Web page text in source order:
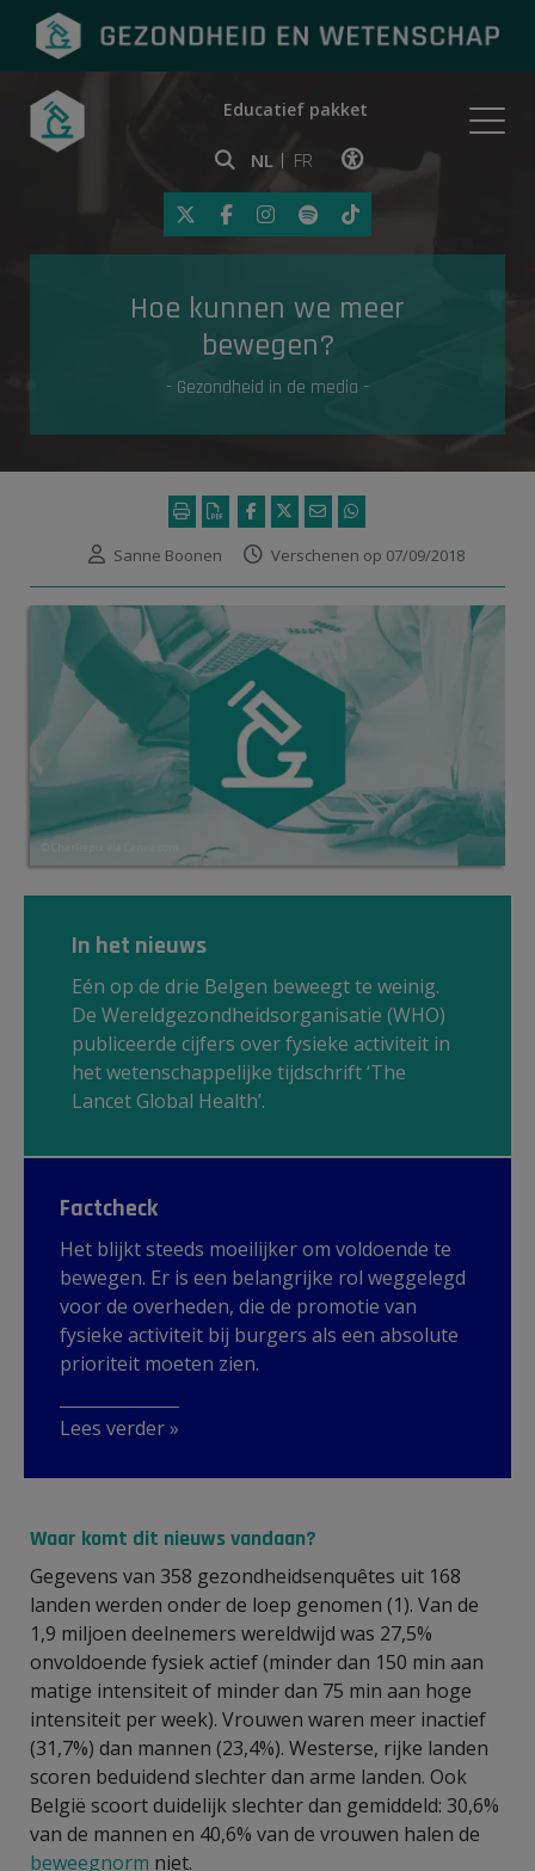
Onderwerpen
Gezondheid in de media
Educatief pakket
NL FR
Klik op deze link om
Hoe kunnen we meer
bewegen?
- Gezondheid in de media -
Sanne Boonen Verschenen op 07/09/2018
In het nieuws
Eén op de drie Belgen beweegt te weinig.
De Wereldgezondheidsorganisatie (WHO)
publiceerde cijfers over fysieke activiteit in
het wetenschappelijke tijdschrift ‘The
Lancet Global Health’.
Factcheck
Het blijkt steeds moeilijker om voldoende te
bewegen. Er is een belangrijke rol weggelegd
voor de overheden, die de promotie van
fysieke activiteit bij burgers als een absolute
prioriteit moeten zien.
Lees verder »
Waar komt dit nieuws vandaan?
Gegevens van 358 gezondheidsenquêtes uit 168
landen werden onder de loep genomen (1). Van de
1,9 miljoen deelnemers wereldwijd was 27,5%
onvoldoende fysiek actief (minder dan 150 min aan
matige intensiteit of minder dan 75 min aan hoge
intensiteit per week). Vrouwen waren meer inactief
(31,7%) dan mannen (23,4%). Westerse, rijke landen
scoren beduidend slechter dan arme landen. Ook
België scoort duidelijk slechter dan gemiddeld: 30,6%
van de mannen en 40,6% van de vrouwen halen de
beweegnorm niet.